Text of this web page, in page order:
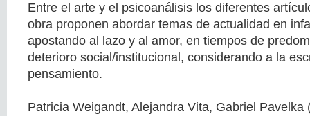
Entre el arte y el psicoanálisis los diferentes
obra proponen abordar temas de actualidad en
apostando al lazo y al amor, en tiempos de
deterioro social/institucional, considerando a la
pensamiento.
Patricia Weigandt, Alejandra Vita, Gabriel Pavelka